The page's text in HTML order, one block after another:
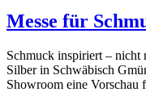
Messe für
Schmuck inspiriert – nicht
Silber in Schwäbisch
Showroom eine